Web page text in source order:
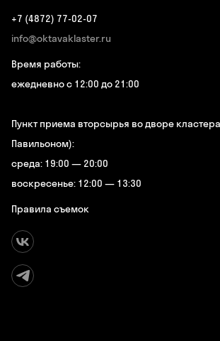
+7 (4872) 77-02-07
info@oktavaklaster.ru
Время работы:
ежедневно с 12:00 до 21:00
Пункт приема вторсырья во дворе
Павильоном):
среда: 19:00 — 20:00
воскресенье: 12:00 — 13:30
Правила съемок